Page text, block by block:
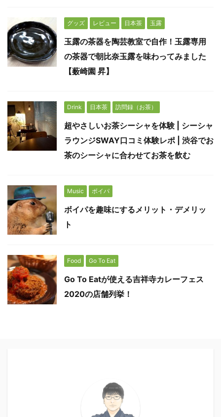
グッズ レビュー 日本茶 玉露
玉露の茶器を陶芸教室で自作！玉露専用
の茶器で朝比奈玉露を味わってみました
【薮崎園 昇】
Drink 日本茶 訪問録（お茶）
超やさしいお茶シーシャを体験 | シーシャ
ラウンジSWAY口コミ体験レポ | 渋谷でお
茶のシーシャに合わせてお茶を飲む
Music ボイパ
ボイパを趣味にするメリット・デメリッ
ト
Food Go To Eat
Go To Eatが使える吉祥寺カレーフェス
2020の店舗列挙！